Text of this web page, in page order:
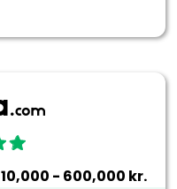
10,000 - 600,000 kr.